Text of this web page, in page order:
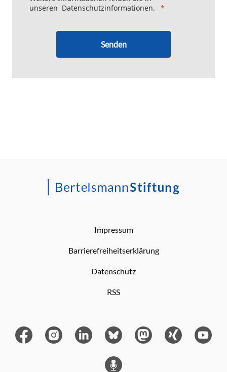
unseren Datenschutzinformationen.
Senden
Impressum
Barrierefreiheitserklärung
Datenschutz
RSS